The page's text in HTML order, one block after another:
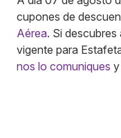
cupones de
Aérea. Si
vigente para
nos lo comuniques